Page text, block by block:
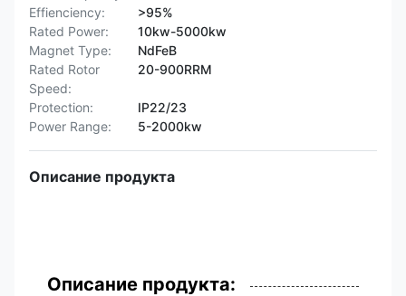
Effienciency:
>95%
Rated Power:
10kw-5000kw
Magnet Type:
NdFeB
Rated Rotor
Speed:
20-900RRM
Protection:
IP22/23
Power Range:
5-2000kw
Описание продукта
Описание продукта: